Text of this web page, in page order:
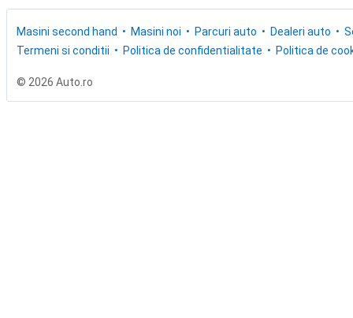
Masini second hand Masini noi Parcuri auto Dealeri auto
Termeni si conditii
Politica de confidentialitate Politica de
© 2026 Auto.ro